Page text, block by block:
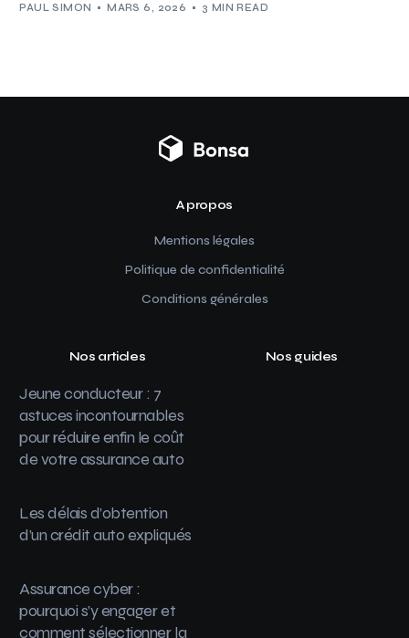
PAUL SIMON MARS 6, 2026 3 MIN READ
A propos
Mentions légales
Politique de confidentialité
Conditions générales
Nos articles
Jeune conducteur : 7
astuces incontournables
pour réduire enfin le coût
de votre assurance auto
Les délais d’obtention
d’un crédit auto expliqués
Assurance cyber :
pourquoi s’y engager et
comment sélectionner la
Nos guides